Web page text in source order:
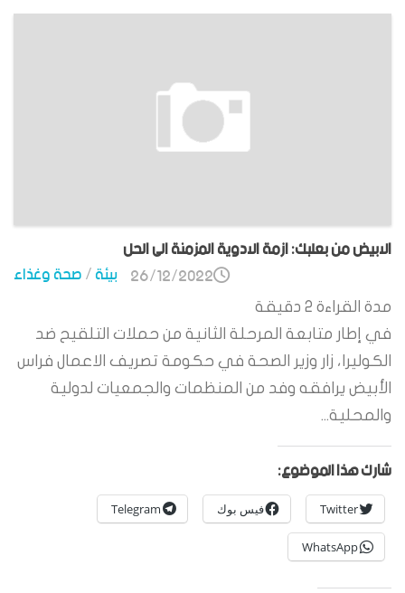
الابيض من بعلبك: ازمة الادوية المزمنة الى الحل
بيئة/صحة وغذاء 26/12/2022
مدة القراءة 2 دقيقة
في إطار متابعة المرحلة الثانية من حملات التلقيح ضد
الكوليرا، زار وزير الصحة في حكومة تصريف الاعمال فراس
الأبيض يرافقه وفد من المنظمات والجمعيات لدولية
والمحلية...
شارك هذا الموضوع:
Twitter فيس بوك Telegram
WhatsApp